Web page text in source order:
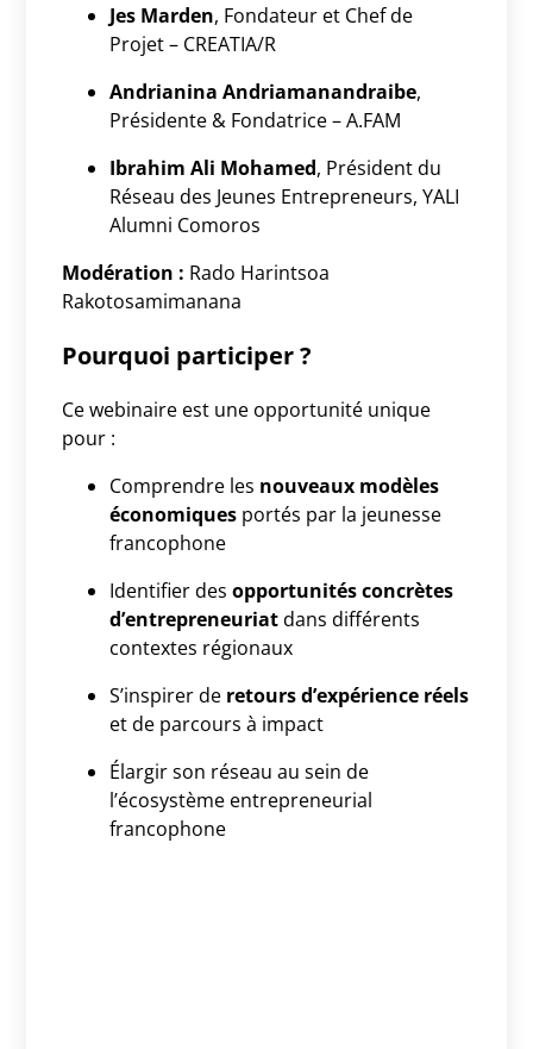
Jes Marden, Fondateur et Chef de
Projet – CREATIA/R
Andrianina Andriamanandraibe,
Présidente & Fondatrice – A.FAM
Ibrahim Ali Mohamed, Président du
Réseau des Jeunes Entrepreneurs, YALI
Alumni Comoros
Modération : Rado Harintsoa
Rakotosamimanana
Pourquoi participer ?
Ce webinaire est une opportunité unique
pour :
Comprendre les nouveaux modèles
économiques portés par la jeunesse
francophone
Identifier desopportunités concrètes
d’entrepreneuriatdans différents
contextes régionaux
S’inspirer de retours d’expérience réels
et de parcours à impact
Élargir son réseau au sein de
l’écosystème entrepreneurial
francophone